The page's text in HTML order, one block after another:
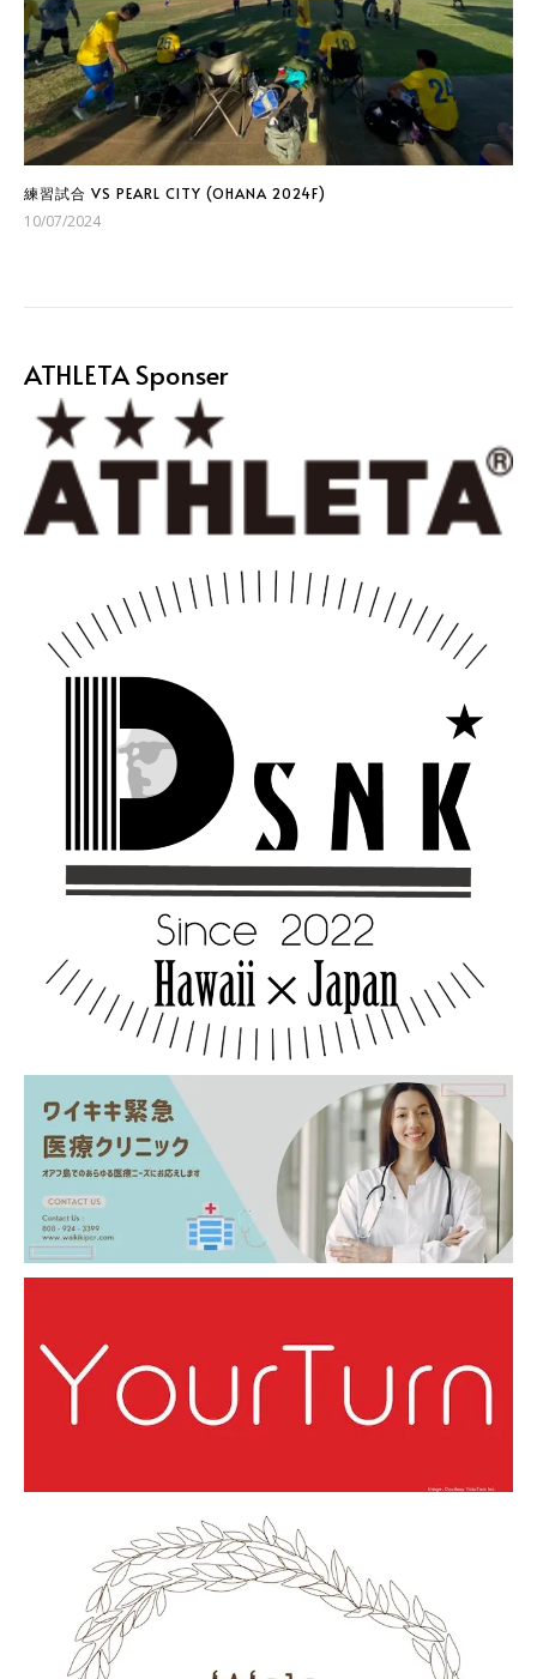
練習試合 VS PEARL CITY (OHANA 2024F)
10/07/2024
ATHLETA Sponser